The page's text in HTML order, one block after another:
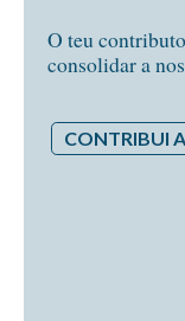
O teu
consolidar a
CONTRIBUI